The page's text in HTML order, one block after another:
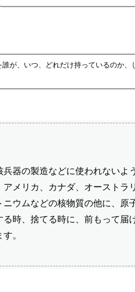
が、いつ、どれだけ持っているのか
器の製造などに使われないよ
メリカ、カナダ、オーストラ
ウムなどの核物質の他に、原
時、捨てる時に、前もって届
。